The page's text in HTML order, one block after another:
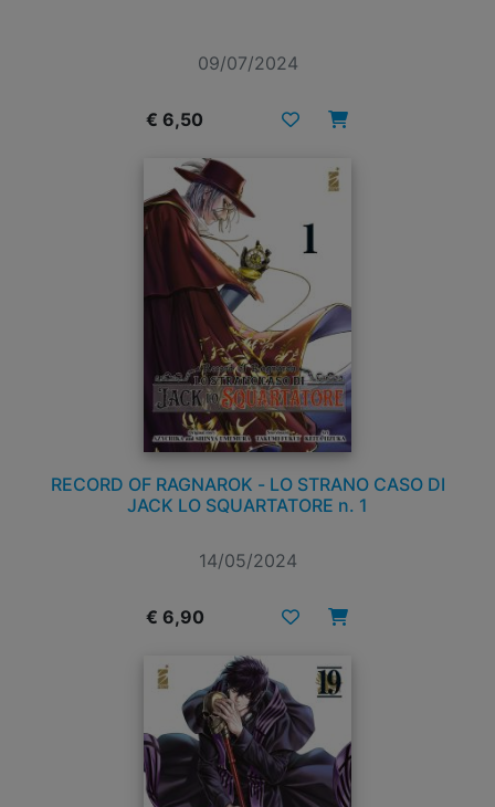
09/07/2024
€ 6,50
RECORD OF RAGNAROK - LO STRANO CASO DI
JACK LO SQUARTATORE n. 1
14/05/2024
€ 6,90